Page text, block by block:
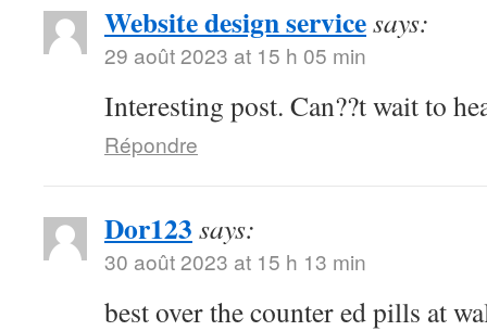
Website design servicesays:
29 août 2023 at 15 h 05 min
Interesting post. Can??t wait to
Répondre
Dor123 says:
30 août 2023 at 15 h 13 min
best over the counter ed pills at